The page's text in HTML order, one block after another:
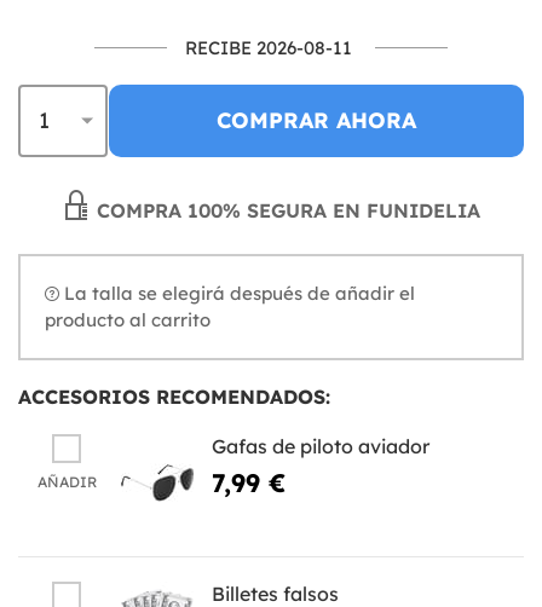
RECIBE 2026-08-11
COMPRAR AHORA
COMPRA 100% SEGURA EN FUNIDELIA
La talla se elegirá después de añadir el
producto al carrito
ACCESORIOS RECOMENDADOS:
AÑADIR
Gafas de piloto aviador
7,99 €
Billetes falsos